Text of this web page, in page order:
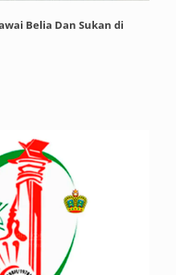
Belia Dan Sukan di